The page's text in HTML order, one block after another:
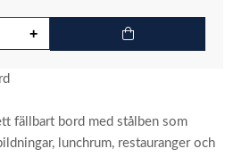
fällbart bord med stålben som
lunchrum, restauranger och